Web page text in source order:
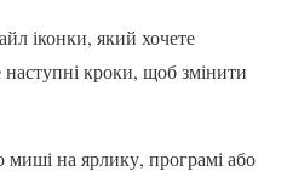
іконки, який хочете
кроки, щоб змінити
на ярлику, програмі або